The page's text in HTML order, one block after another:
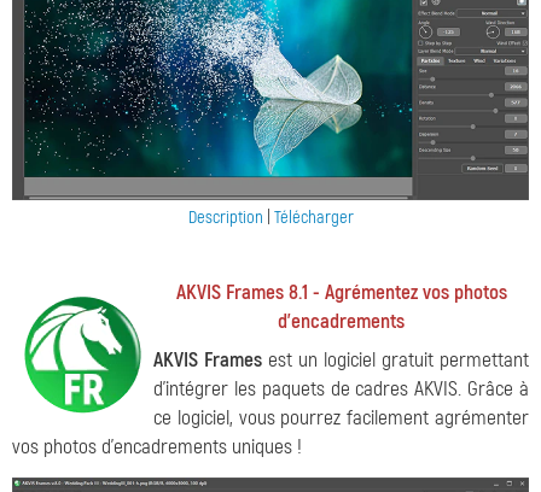
Description Télécharger
AKVIS Frames 8.1 - Agrémentez vos photos
d'encadrements
AKVIS Frames est un logiciel gratuit permettant
d'intégrer les paquets de cadres AKVIS. Grâce à
ce logiciel, vous pourrez facilement agrémenter
vos photos d'encadrements uniques !